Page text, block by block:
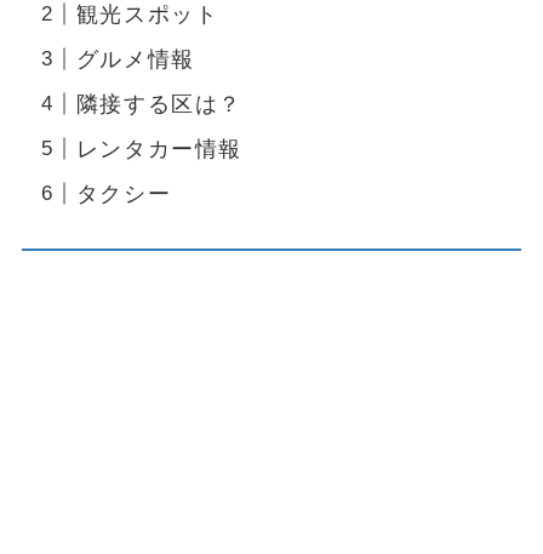
観光スポット
グルメ情報
隣接する区は？
レンタカー情報
タクシー